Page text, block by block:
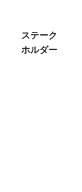
ステーク
ホルダー